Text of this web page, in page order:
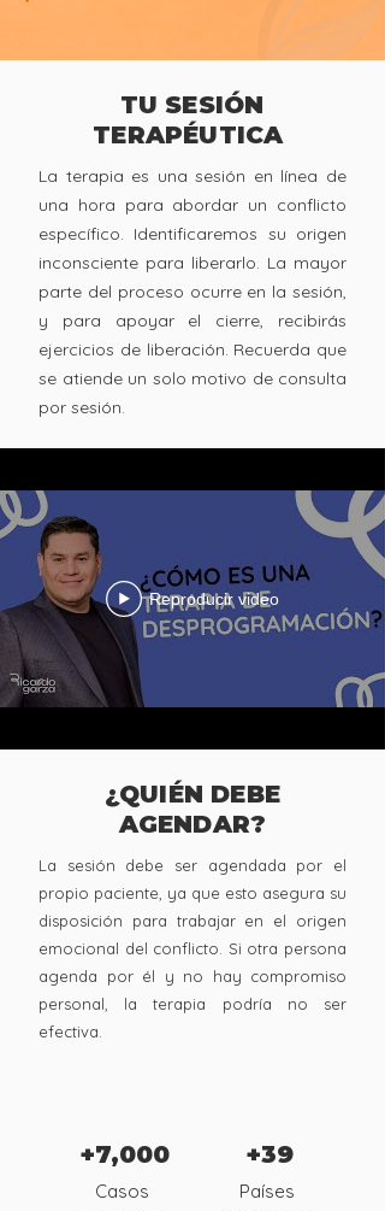
TU SESIÓN
TERAPÉUTICA
La terapia es una sesión en línea de
una hora para abordar un conflicto
específico. Identificaremos su origen
inconsciente para liberarlo. La mayor
parte del proceso ocurre en la sesión,
y para apoyar el cierre, recibirás
ejercicios de liberación. Recuerda que
se atiende un solo motivo de consulta
por sesión​.
Reproducir video
¿QUIÉN DEBE
AGENDAR?
La sesión debe ser agendada por el
propio paciente, ya que esto asegura su
disposición para trabajar en el origen
emocional del conflicto. Si otra persona
agenda por él y no hay compromiso
personal, la terapia podría no ser
efectiva.
+7,000
Casos
+39
Países